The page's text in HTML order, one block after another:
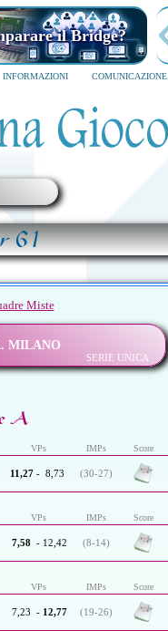
il Bridge?
INFORMAZIONI COMUNICAZIONE
61
Miste
MILANO
SERIE UNICA
A
VPs IMPs Score
11,27 - 8,73 (30-27)
VPs IMPs Score
7,58 - 12,42 (8-14)
VPs IMPs Score
7,23 - 12,77 (19-26)